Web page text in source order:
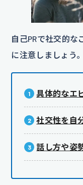
自己PRで社交的な
に注意しましょう。
具体的なエ
社交性を自
話し方や姿